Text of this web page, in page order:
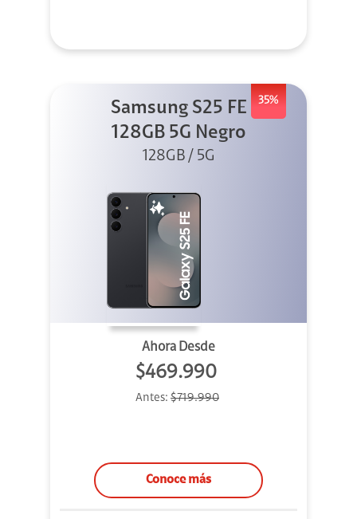
35%
Samsung S25 FE
128GB 5G Negro
128GB / 5G
Ahora Desde
$469.990
Antes: $719.990
Conoce más